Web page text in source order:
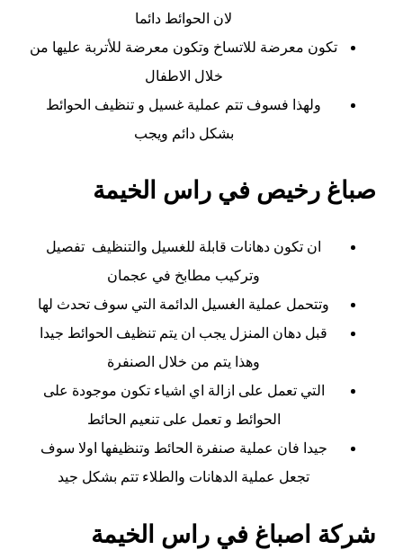
لان الحوائط دائما
تكون معرضة للاتساخ وتكون معرضة للأتربة عليها من
خلال الاطفال
ولهذا فسوف تتم عملية غسيل و تنظيف الحوائط
بشكل دائم ويجب
صباغ رخيص في راس الخيمة
ان تكون دهانات قابلة للغسيل والتنظيف تفصيل
وتركيب مطابخ في عجمان
وتتحمل عملية الغسيل الدائمة التي سوف تحدث لها
قبل دهان المنزل يجب ان يتم تنظيف الحوائط جيدا
وهذا يتم من خلال الصنفرة
التي تعمل على ازالة اي اشياء تكون موجودة على
الحوائط و تعمل على تنعيم الحائط
جيدا فان عملية صنفرة الحائط وتنظيفها اولا سوف
تجعل عملية الدهانات والطلاء تتم بشكل جيد
شركة اصباغ في راس الخيمة